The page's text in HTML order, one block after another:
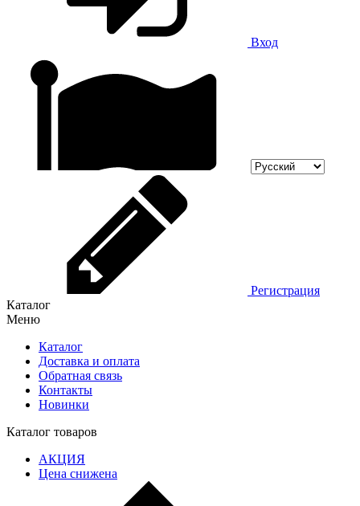
Вход
Регистрация
Каталог
Меню
Каталог
Доставка и оплата
Обратная связь
Контакты
Новинки
Каталог товаров
АКЦИЯ
Цена снижена